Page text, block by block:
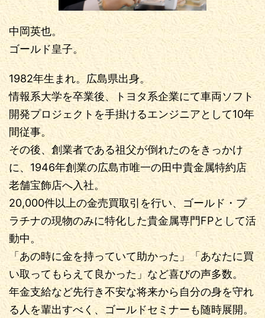
中岡英也。
ゴールド皇子。
1982年生まれ。広島県出身。
情報系大学を卒業後、トヨタ系企業にて車両ソフト
開発プロジェクトを手掛けるエンジニアとして10年
間従事。
その後、創業者である祖父が倒れたのをきっかけ
に、1946年創業の広島市唯一の田中貴金属特約店
老舗宝飾店へ入社。
20,000件以上の金売買取引を行い、ゴールド・プ
ラチナの現物のみに特化した貴金属専門FPとして活
動中。
「あの時に金を持っていて助かった」「あなたに買
い取ってもらえて良かった」など喜びの声多数。
年金支給など先行き不安な将来から自分の身を守れ
る人を輩出すべく、ゴールドセミナーも随時展開。